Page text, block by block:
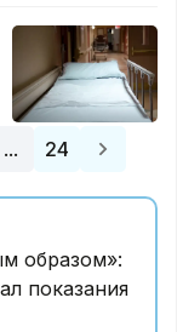
… 24
образом»:
показания